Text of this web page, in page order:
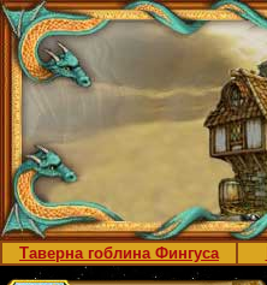
Таверна гоблина Фингуса